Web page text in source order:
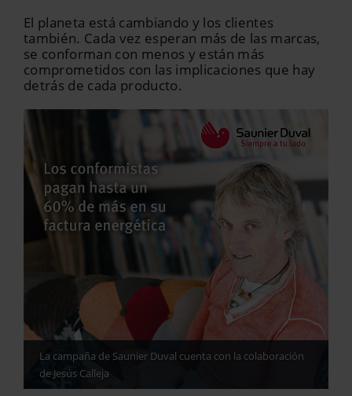
El planeta está cambiando y los clientes
también. Cada vez esperan más de las marcas,
se conforman con menos y están más
comprometidos con las implicaciones que hay
detrás de cada producto.
La campaña de Saunier Duval cuenta con la colaboración
de Jesús Calleja